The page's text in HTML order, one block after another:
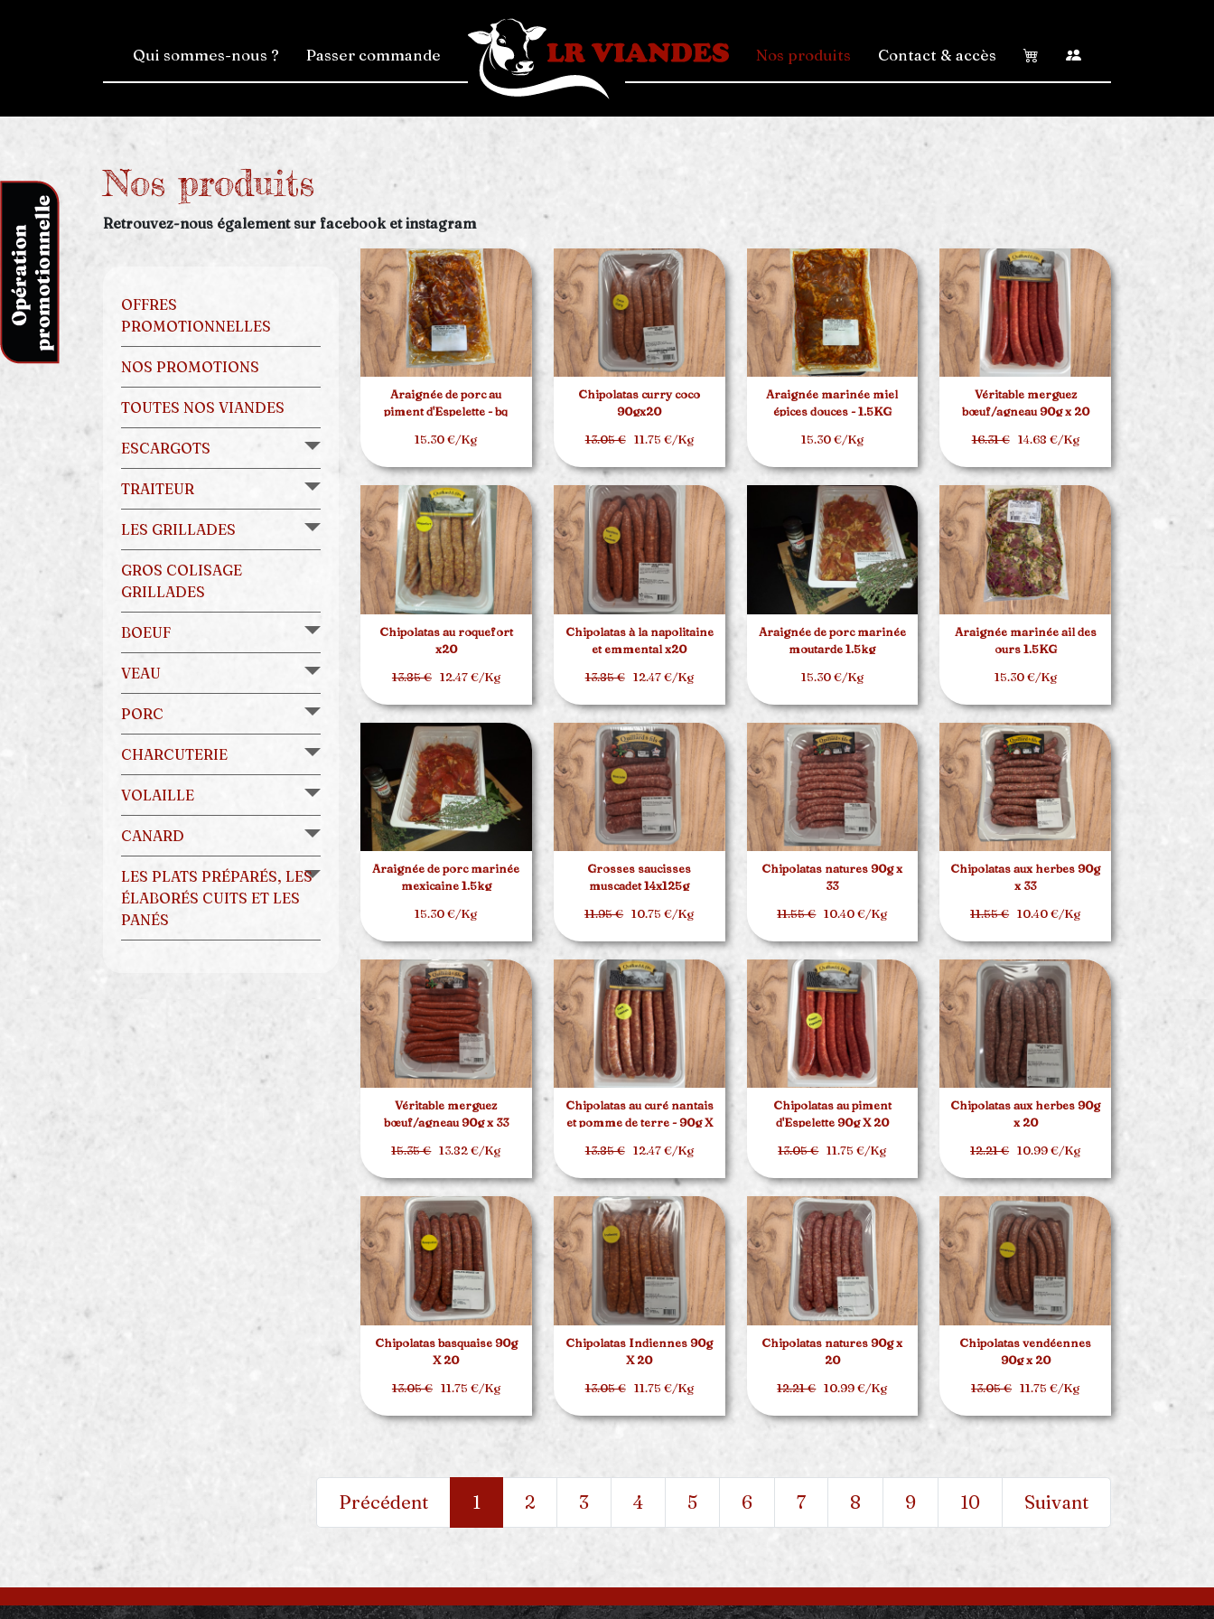
Qui sommes-nous ? Passer commande Nos produits Contact & accès
Nos produits
Retrouvez-nous également sur facebook et instagram
OFFRES
PROMOTIONNELLES
NOS PROMOTIONS
TOUTES NOS VIANDES
ESCARGOTS
TRAITEUR
LES GRILLADES
GROS COLISAGE
GRILLADES
BOEUF
VEAU
PORC
CHARCUTERIE
VOLAILLE
CANARD
LES PLATS PRÉPARÉS, LES
ÉLABORÉS CUITS ET LES
PANÉS
Araignée de porc au
piment d'Espelette - bq
15.30 €/Kg
Chipolatas curry coco
90gx20
13.05 €11.75 €/Kg
Araignée marinée miel
épices douces - 1.5KG
15.30 €/Kg
Véritable merguez
bœuf/agneau 90g x 20
16.31 €14.68 €/Kg
Chipolatas au roquefort
x20
13.85 €12.47 €/Kg
Chipolatas à la napolitaine
et emmental x20
13.85 €12.47 €/Kg
Araignée de porc marinée
moutarde 1.5kg
15.30 €/Kg
Araignée marinée ail des
ours 1.5KG
15.30 €/Kg
Araignée de porc marinée
mexicaine 1.5kg
15.30 €/Kg
Grosses saucisses
muscadet 14x125g
11.95 €10.75 €/Kg
Chipolatas natures 90g x
33
11.55 €10.40 €/Kg
Chipolatas aux herbes 90g
x 33
11.55 €10.40 €/Kg
Véritable merguez
bœuf/agneau 90g x 33
15.35 €13.82 €/Kg
Chipolatas au curé nantais
et pomme de terre - 90g X
13.85 €12.47 €/Kg
Chipolatas au piment
d'Espelette 90g X 20
13.05 €11.75 €/Kg
Chipolatas aux herbes 90g
x 20
12.21 €10.99 €/Kg
Chipolatas basquaise 90g
X 20
13.05 €11.75 €/Kg
Chipolatas Indiennes 90g
X 20
13.05 €11.75 €/Kg
Chipolatas natures 90g x
20
12.21 €10.99 €/Kg
Chipolatas vendéennes
90g x 20
13.05 €11.75 €/Kg
Précédent 1 2 3 4 5 6 7 8 9 10 Suivant